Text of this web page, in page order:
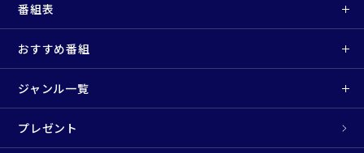
番組表
おすすめ番組
ジャンル一覧
プレゼント